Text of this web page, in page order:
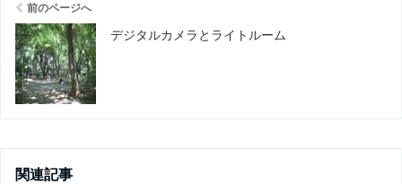
前のページへ
デジタルカメラとライトルーム
関連記事